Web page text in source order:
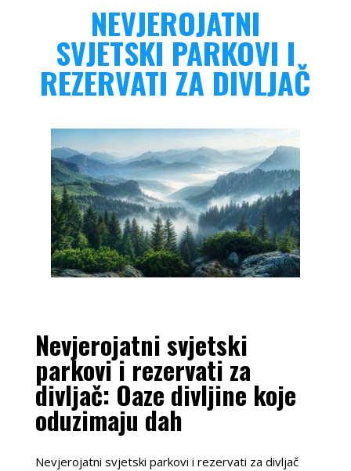
NEVJEROJATNI
SVJETSKI PARKOVI I
REZERVATI ZA DIVLJAČ
Nevjerojatni svjetski
parkovi i rezervati za
divljač: Oaze divljine koje
oduzimaju dah
Nevjerojatni svjetski parkovi i rezervati za divljač